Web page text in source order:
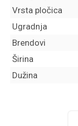
Vrsta pločica
Ugradnja
Brendovi
Širina
Dužina